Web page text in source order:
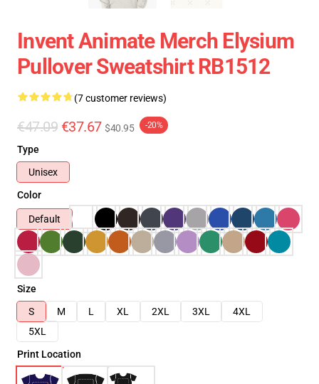
Invent Animate Merch Elysium
Pullover Sweatshirt RB1512
(7 customer reviews)
€47.09 €37.67 $40.95 -20%
Type
Unisex
Color
Default
Size
S
M L XL 2XL 3XL
4XL
5XL
Print Location